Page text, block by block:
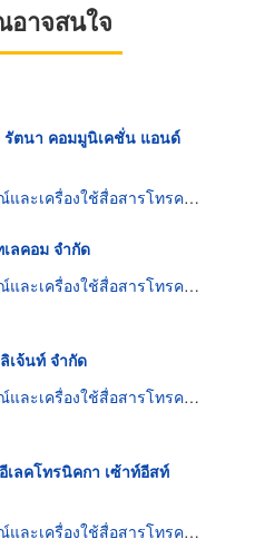
าจสนใจ
ตนา คอมมูนิเคชั่น แอนด์
ละเครื่องใช้สื่อสารโทรคมนาคม
ลคอม จำกัด
ละเครื่องใช้สื่อสารโทรคมนาคม
เจ้นท์ จำกัด
ละเครื่องใช้สื่อสารโทรคมนาคม
ลคโทรนิคกา เซ้าท์อีสท์
ละเครื่องใช้สื่อสารโทรคมนาคม